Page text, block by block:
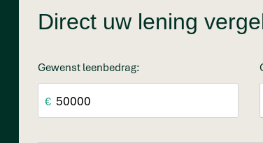
Direct uw lening
Gewenst leenbedrag:
€